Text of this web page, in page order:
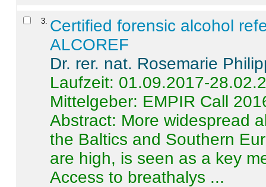
3 Certified forensic alcohol
ALCOREF
Dr. rer. nat. Rosemarie
Laufzeit: 01.09.2017-
Mittelgeber: EMPIR Call
Abstract: More widespread
the Baltics and Southern
are high, is seen as a key
Access to breathalys ...